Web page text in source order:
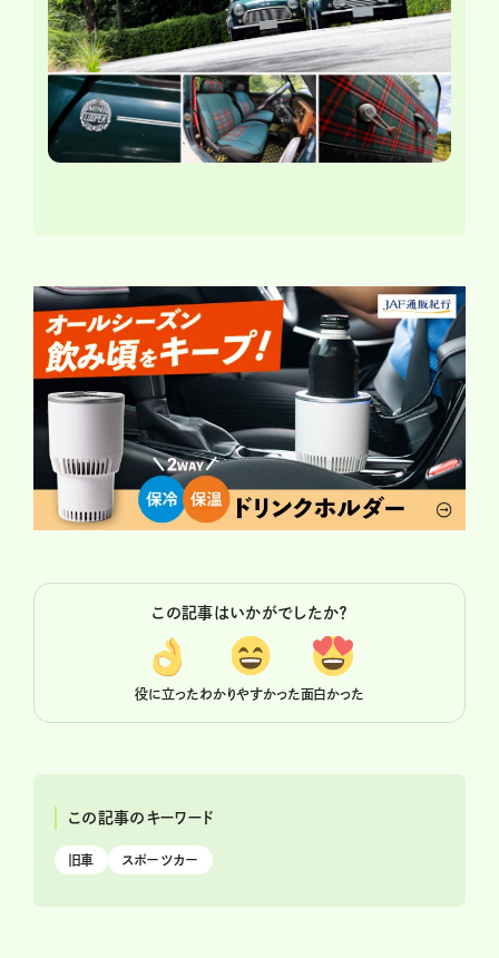
この記事はいかがでしたか？
役に立ったわかりやすかった面白かった
この記事のキーワード
旧車 スポーツカー